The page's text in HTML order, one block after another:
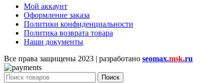
Мой аккаунт
Оформление заказа
Политики конфиденциальности
Политика возврата товара
Наши документы
Все права защищены 2023 | разработано seomax.msk.ru
Поиск